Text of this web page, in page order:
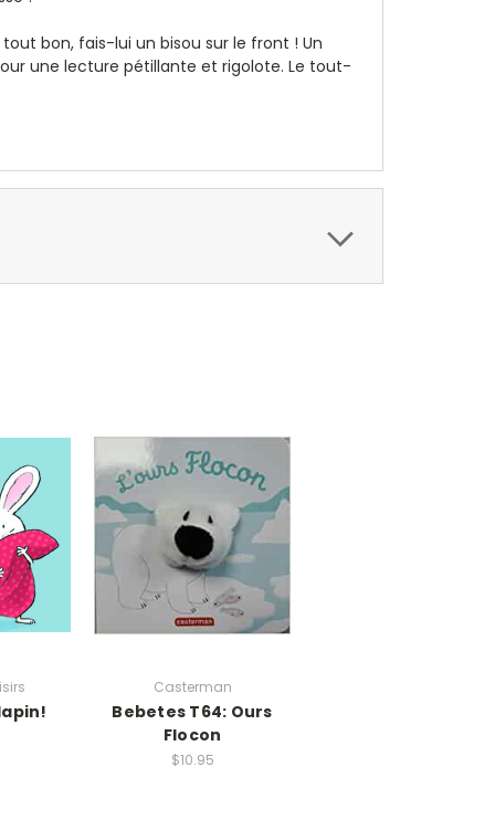
bon, fais-lui un bisou sur le front ! Un
une lecture pétillante et rigolote. Le tout-
Casterman
Bebetes T64: Ours
Flocon
$10.95